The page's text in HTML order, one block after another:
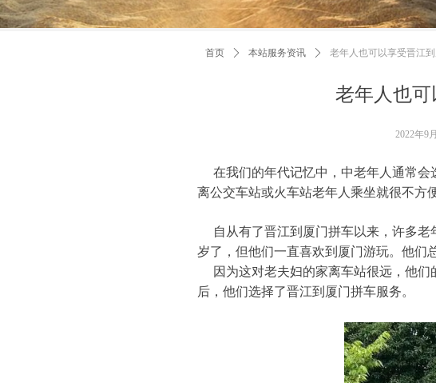
老年人也可
首页 ꄲ 本站服务资讯 ꄲ 老年人也可以享受晋江
在我们的年代记忆中，中老年人通常会
离公交车站或火车站老年人乘坐就很不方
自从有了晋江到厦门拼车以来，许多老
岁了，但他们一直喜欢到厦门游玩。他们
因为这对老夫妇的家离车站很远，他们
后，他们选择了晋江到厦门拼车服务。
2022年9